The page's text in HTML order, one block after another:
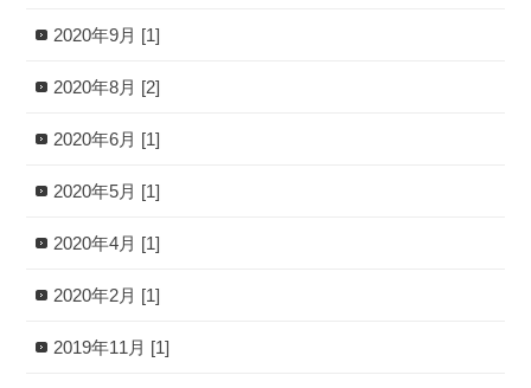
2020年9月 [1]
2020年8月 [2]
2020年6月 [1]
2020年5月 [1]
2020年4月 [1]
2020年2月 [1]
2019年11月 [1]